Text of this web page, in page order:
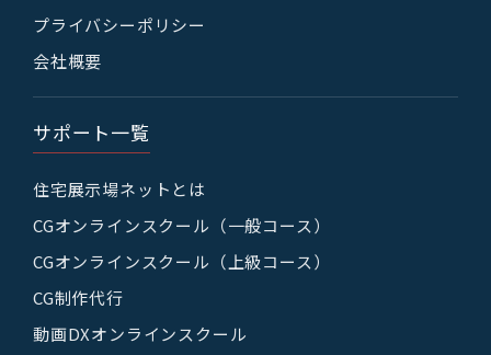
プライバシーポリシー
会社概要
サポート一覧
住宅展示場ネットとは
CGオンラインスクール（一般コース）
CGオンラインスクール（上級コース）
CG制作代行
動画DXオンラインスクール